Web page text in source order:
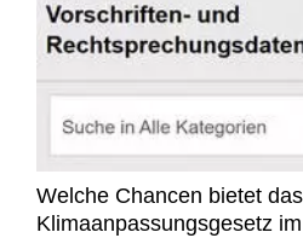
Welche Chancen bietet
Klimaanpassungsgesetz